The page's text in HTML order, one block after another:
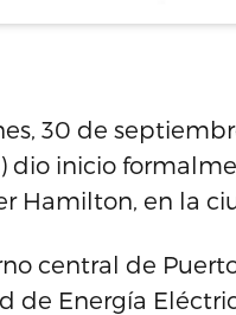
30 de
dio inicio
Hamilton, en la
central de
de Energía